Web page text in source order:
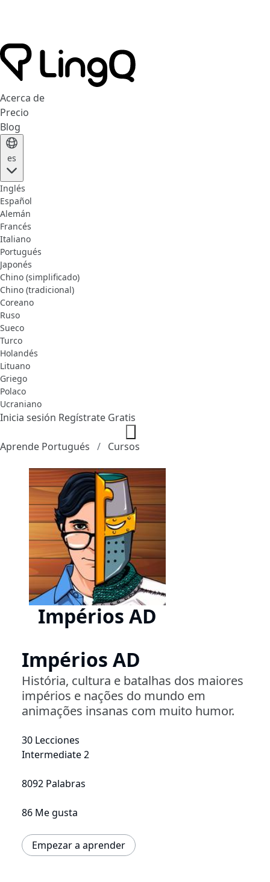
Acerca de
Precio
Blog
es
Inglés
Español
Alemán
Francés
Italiano
Portugués
Japonés
Chino (simplificado)
Chino (tradicional)
Coreano
Ruso
Sueco
Turco
Holandés
Lituano
Griego
Polaco
Ucraniano
Inicia sesión Regístrate Gratis
Aprende Portugués Cursos
Impérios AD
Impérios AD
História, cultura e batalhas dos maiores
impérios e nações do mundo em
animações insanas com muito humor.
30 Lecciones
Intermediate 2
8092 Palabras
86 Me gusta
Empezar a aprender